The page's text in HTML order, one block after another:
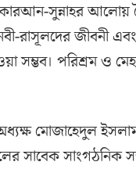
সুন্নাহর আলোয়
জীবনী এবং
সম্ভব। পরিশ্রম ও
মোজাহেদুল
সাবেক সাংগঠনিক